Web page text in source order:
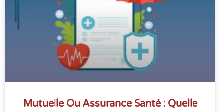
Mutuelle Ou Assurance Santé : Quelle